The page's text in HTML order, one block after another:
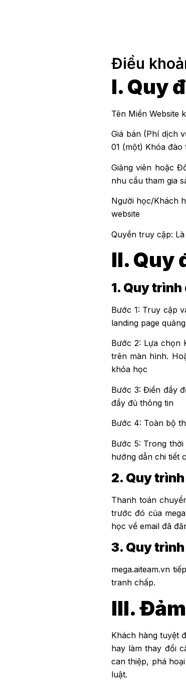
Điều
I. Quy
Tên Miền Website
Giá bán (Phí dịch
01 (một) Khóa đào
Giảng viên hoặc
nhu cầu tham gia
Người học/Khách
website
Quyền truy cập:
II. Quy
1. Quy
Bước 1: Truy cập
landing page
Bước 2: Lựa chọn
trên màn hình.
khóa học
Bước 3: Điền đầy
đầy đủ thông tin
Bước 4: Toàn bộ
Bước 5: Trong
hướng dẫn chi tiết
2. Quy
Thanh toán
trước đó của
học về email đã
3. Quy
mega.aiteam.vn
tranh chấp.
III.
Khách hàng tuyệt
hay làm thay đổi
can thiệp, phá
luật.